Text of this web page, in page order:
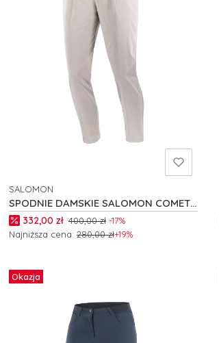
SPODNIE DAMSKIE SALOMON COMET
W C24410
PRODUCENT
SALOMON
Cena promocyjna
332,00 zł 400,00 zł -17%
Najniższa cena: 280,00 zł+19%
Okazja